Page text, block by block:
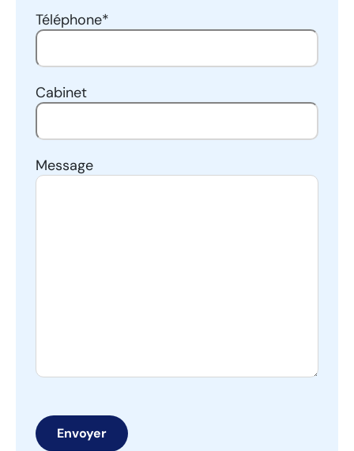
Téléphone*
Cabinet
Message
Envoyer